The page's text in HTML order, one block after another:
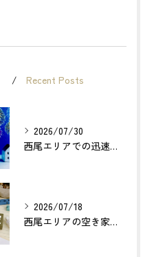
Recent Posts
2026/07/30
西尾エリアでの迅速確実な不動産買取のポイントは？
2026/07/18
西尾エリアの空き家売却で利益最大化する方法とは？